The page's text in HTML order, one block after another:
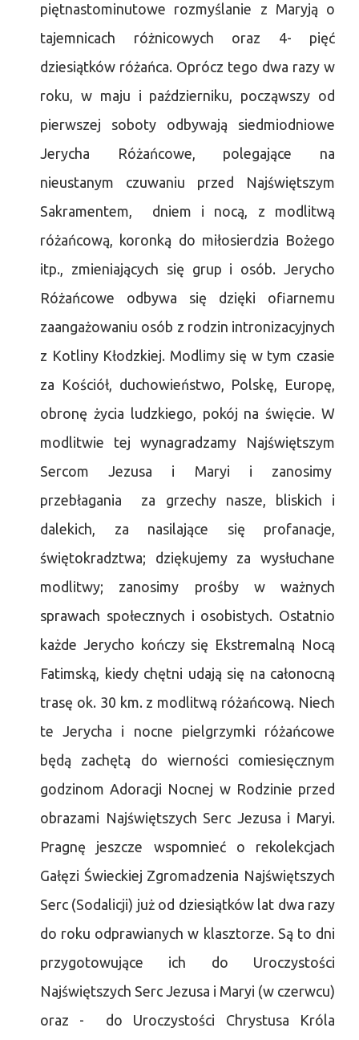
piętnastominutowe rozmyślanie z Maryją o
tajemnicach różnicowych oraz 4- pięć
dziesiątków różańca. Oprócz tego dwa razy w
roku, w maju i październiku, począwszy od
pierwszej soboty odbywają siedmiodniowe
Jerycha Różańcowe, polegające na
nieustanym czuwaniu przed Najświętszym
Sakramentem, dniem i nocą, z modlitwą
różańcową, koronką do miłosierdzia Bożego
itp., zmieniających się grup i osób. Jerycho
Różańcowe odbywa się dzięki ofiarnemu
zaangażowaniu osób z rodzin intronizacyjnych
z Kotliny Kłodzkiej. Modlimy się w tym czasie
za Kościół, duchowieństwo, Polskę, Europę,
obronę życia ludzkiego, pokój na święcie. W
modlitwie tej wynagradzamy Najświętszym
Sercom Jezusa i Maryi i zanosimy
przebłagania za grzechy nasze, bliskich i
dalekich, za nasilające się profanacje,
świętokradztwa; dziękujemy za wysłuchane
modlitwy; zanosimy prośby w ważnych
sprawach społecznych i osobistych. Ostatnio
każde Jerycho kończy się Ekstremalną Nocą
Fatimską, kiedy chętni udają się na całonocną
trasę ok. 30 km. z modlitwą różańcową. Niech
te Jerycha i nocne pielgrzymki różańcowe
będą zachętą do wierności comiesięcznym
godzinom Adoracji Nocnej w Rodzinie przed
obrazami Najświętszych Serc Jezusa i Maryi.
Pragnę jeszcze wspomnieć o rekolekcjach
Gałęzi Świeckiej Zgromadzenia Najświętszych
Serc (Sodalicji) już od dziesiątków lat dwa razy
do roku odprawianych w klasztorze. Są to dni
przygotowujące ich do Uroczystości
Najświętszych Serc Jezusa i Maryi (w czerwcu)
oraz - do Uroczystości Chrystusa Króla